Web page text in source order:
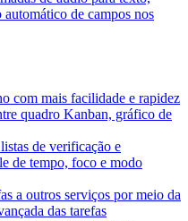
de campos nos
com mais facilidade e rapidez
quadro Kanban, gráfico de
de verificação e
de tempo, foco e modo
a outros serviços por meio da
das tarefas